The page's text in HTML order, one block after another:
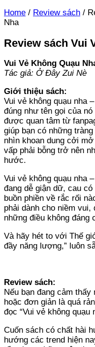
Home / Review sách /
Nha
Review sách Vui
Vui Vẻ Không Quạu
Tác giả: Ở Đây Zui Nè
Giới thiệu sách:
Vui vẻ không quạu nha
đúng như tên gọi của
được quan tâm từ
giúp bạn có những
nhìn khoan dung cởi
vấp phải bỗng trở nên
hước.
Vui vẻ không quạu nha
đang dễ giận dữ, cau
buồn phiền về rắc rối
phải dành cho niềm
những điều không đáng
Và hãy hét to với Thế
đầy năng lượng,” luôn
Review sách:
Nếu bạn đang cảm
hoặc đơn giản là quá
đọc “Vui vẻ không quạu
Cuốn sách có chất hài
hướng các trend hiện